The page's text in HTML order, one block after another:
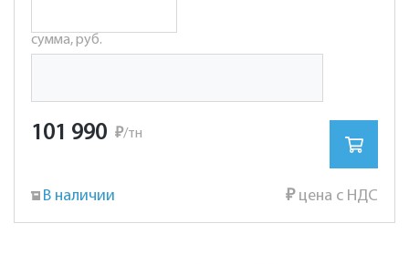
сумма, руб.
101 990 ₽/тн
В наличии ₽цена с НДС